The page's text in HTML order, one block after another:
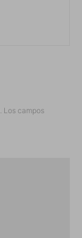
Los campos